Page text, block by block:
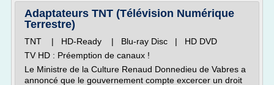
Adaptateurs TNT (Télévision Numérique
Terrestre)
TNT | HD-Ready | Blu-ray Disc | HD DVD
TV HD : Préemption de canaux !
Le Ministre de la Culture Renaud Donnedieu de Vabres a
annoncé que le gouvernement compte excercer un droit